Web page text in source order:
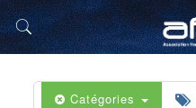
Catégories
5 h 00 min
6 h 00 min